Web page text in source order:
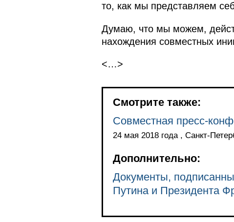
то, как мы представляем
Думаю, что мы можем,
нахождения совместных
<…>
Смотрите также:
Совместная пресс-
24 мая 2018 года , Санкт-
Дополнительно:
Документы,
Путина и Президента